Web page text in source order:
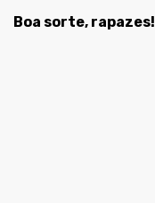
Boa sorte, rapazes!